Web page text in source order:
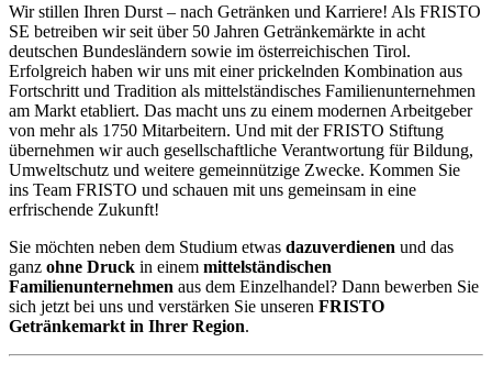
Wir stillen Ihren Durst – nach Getränken und Karriere! Als FRISTO
SE betreiben wir seit über 50 Jahren Getränkemärkte in acht
deutschen Bundesländern sowie im österreichischen Tirol.
Erfolgreich haben wir uns mit einer prickelnden Kombination aus
Fortschritt und Tradition als mittelständisches Familienunternehmen
am Markt etabliert. Das macht uns zu einem modernen Arbeitgeber
von mehr als 1750 Mitarbeitern. Und mit der FRISTO Stiftung
übernehmen wir auch gesellschaftliche Verantwortung für Bildung,
Umweltschutz und weitere gemeinnützige Zwecke. Kommen Sie
ins Team FRISTO und schauen mit uns gemeinsam in eine
erfrischende Zukunft!
Sie möchten neben dem Studium etwas dazuverdienen und das
ganz ohne Druck in einem mittelständischen
Familienunternehmen aus dem Einzelhandel? Dann bewerben Sie
sich jetzt bei uns und verstärken Sie unseren FRISTO
Getränkemarkt in Ihrer Region.